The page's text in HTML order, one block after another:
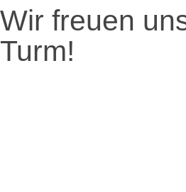
Wir freuen
Turm!